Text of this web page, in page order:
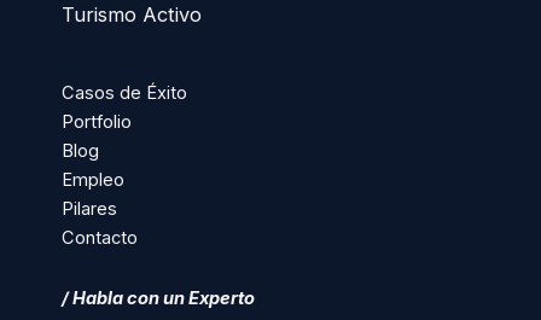
Turismo Activo
Casos de Éxito
Portfolio
Blog
Empleo
Pilares
Contacto
/ Habla con un Experto